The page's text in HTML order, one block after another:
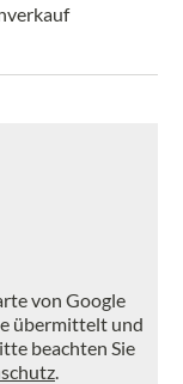
von Google
übermittelt und
beachten Sie